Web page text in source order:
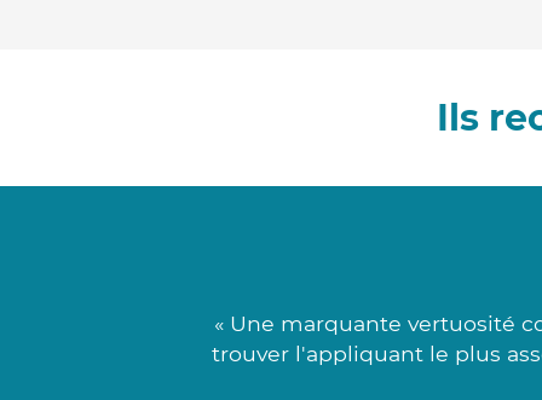
Ils
« Une marquante vertuosité
trouver l'appliquant le plus